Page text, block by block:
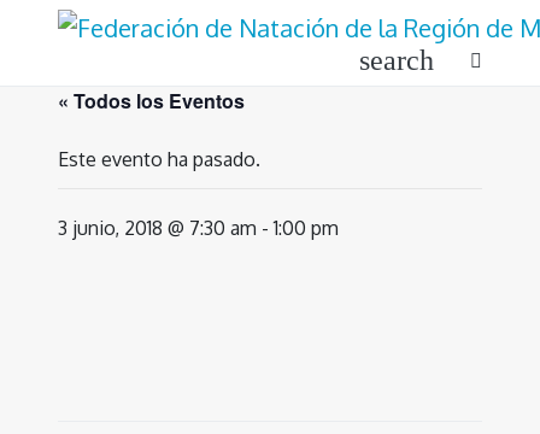
search
« Todos los Eventos
Este evento ha pasado.
3 junio, 2018 @ 7:30 am -1:00 pm